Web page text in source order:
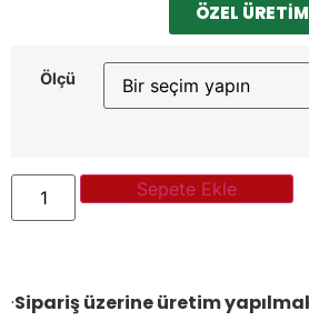
ÖZEL
Ölçü
Sepete Ekle
·Sipariş üzerine üretim